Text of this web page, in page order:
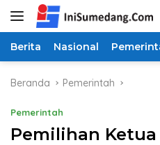
Langsung
Berita Nasional
Beranda Pemerintah
Pemerintah
Pemilihan Ketua